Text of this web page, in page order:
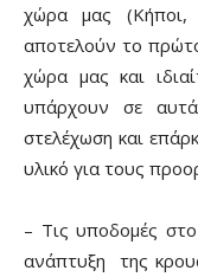
χώρα μας (Κήποι,
αποτελούν το
χώρα μας και
υπάρχουν σε
στελέχωση και
υλικό για τους
– Τις υποδομές
ανάπτυξη της